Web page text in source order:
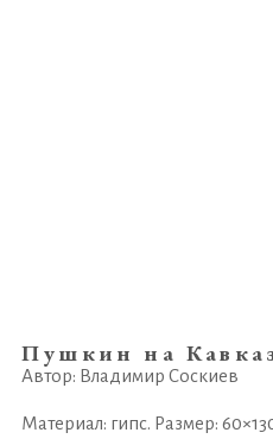
Пушкин на
Автор: Владимир Соскиев
Материал: гипс. Размер: